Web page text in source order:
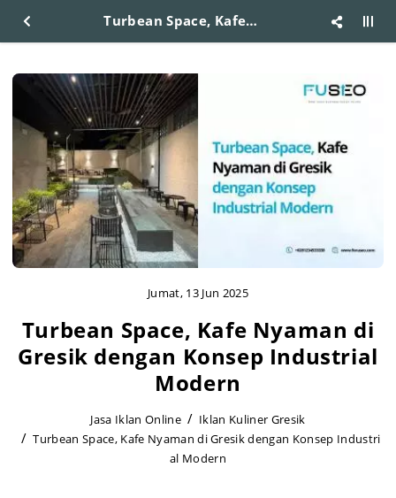
Turbean Space, Kafe Nyaman di Gresik dengan Konsep Industrial Modern
Jumat, 13 Jun 2025
Turbean Space, Kafe Nyaman di
Gresik dengan Konsep Industrial
Modern
Jasa Iklan Online
Iklan Kuliner Gresik
Turbean Space, Kafe Nyaman di Gresik dengan Konsep Industri
al Modern